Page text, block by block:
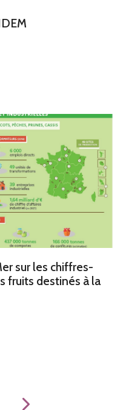
sur les chiffres-
fruits destinés à la